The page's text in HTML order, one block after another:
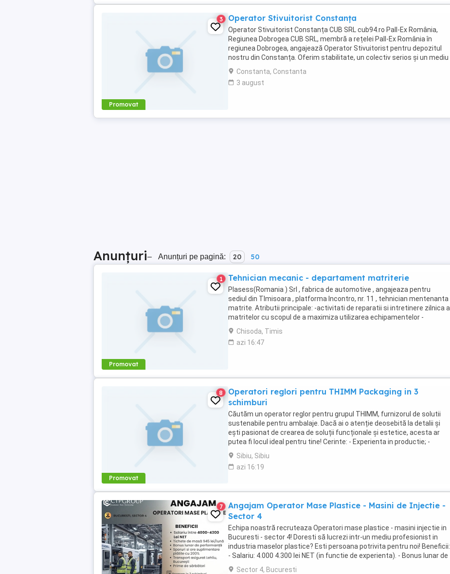
Promovat
3 Operator Stivuitorist Constanța
Operator Stivuitorist Constanța CUB SRL cub94.ro Pall-Ex România,
Regiunea Dobrogea CUB SRL, membră a rețelei Pall-Ex România în
regiunea Dobrogea, angajează Operator Stivuitorist pentru depozitul
nostru din Constanța. Oferim stabilitate, un colectiv serios și un mediu
de lucru organizat, în cadrul ...
Constanta, Constanta
3 august
Anunțuri– Anunțuri pe pagină: 20 50
Promovat
1 Tehnician mecanic - departament matriterie
Plasess(Romania ) Srl , fabrica de automotive , angajeaza pentru
sediul din TImisoara , platforma Incontro, nr. 11 , tehnician mentenanta
matrite. Atributii principale: -activitati de reparatii si intretinere zilnica a
matritelor cu scopul de a maximiza utilizarea echipamentelor -
monitorizeaza ...
Chisoda, Timis
azi 16:47
Promovat
8
Operatori reglori pentru THIMM Packaging in 3
schimburi
Căutăm un operator reglor pentru grupul THIMM, furnizorul de solutii
sustenabile pentru ambalaje. Dacă ai o atenție deosebită la detalii și
ești pasionat de crearea de soluții funcționale și estetice, acesta ar
putea fi locul ideal pentru tine! Cerinte: - Experienta in productie; -
Experienta in ...
Sibiu, Sibiu
azi 16:19
7
Angajam Operator Mase Plastice - Masini de Injectie -
Sector 4
Echipa noastră recruteaza Operatori mase plastice - masini injectie in
Bucuresti - sector 4! Doresti să lucrezi intr-un mediu profesionist in
industria maselor plastice? Esti persoana potrivita pentru noi! Beneficii:
- Salariu: 4.000 4.300 lei NET (in functie de experienta). - Bonus lunar de
performanta: ...
Sector 4, Bucuresti